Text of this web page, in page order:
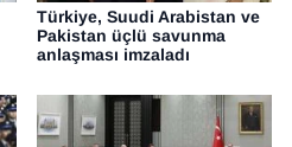
Türkiye, Suudi Arabistan ve
Pakistan üçlü savunma
anlaşması imzaladı